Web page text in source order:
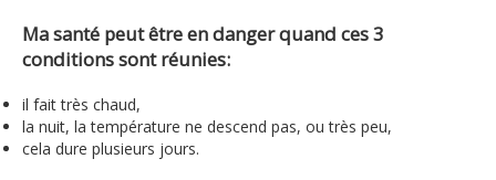
Ma santé peut être en danger quand ces 3
conditions sont réunies:
il fait très chaud,
la nuit, la température ne descend pas, ou très peu,
cela dure plusieurs jours.